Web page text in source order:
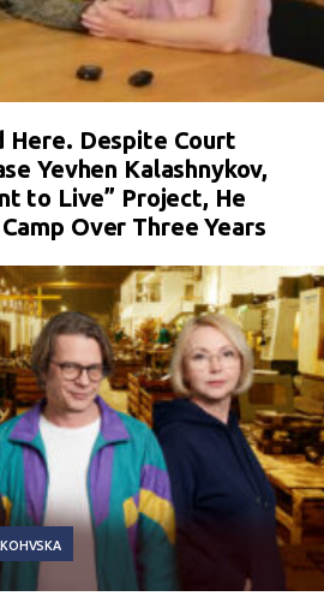
Here. Despite Court
Yevhen Kalashnykov,
to Live” Project, He
Over Three Years